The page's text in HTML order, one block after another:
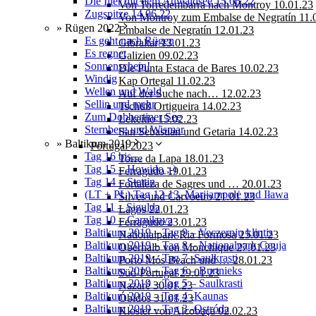
Zugspitze 14.06.22
» Rügen 2022
Es geht nach Rügen
Es regnet
Sonnenschein!
Windig
Wellen und Wald
Sellin und mehr
Zum Dobbertiner See
Sternberg und Wismar
» Baltikum 2019
Tag 16 bis…
Tag 15 – Howido ;-)
Tag 14 – Stettin
(LT + PL) Tag 12-13, Marijampolė und Iława
Tag 11 – Sigulda
Tag 10 – Carnikava
Baltikum 2019 – Tag 9 – Veczernju klintis
Baltikum 2019 – Tag 8 – Nationalpark Gauja
Baltikum 2019 – Tag 7 -Saulkrasti
Baltikum 2019 – Tag 6 – Burtnieks
Baltikum 2019 – Tag 5 – Saulkrasti
Baltikum 2019 – Tag 4 -Kaunas
Baltikum 2019 – Tag 3 -Ostróda
Von Torredembarra nach Montroy 10.01.23
Von Montroy zum Embalse de Negratín
Embalse de Negratín 12.01.23
Gibraltar 13.01.23
Galizien 09.02.23
Die Punta Estaca de Bares 10.02.23
Kap Ortegal 11.02.23
Auf der Suche nach… 12.02.23
Tschüß Ortigueira 14.02.23
Lekeitio 15.02.23
San Sebastian und Getaria 14.02.23
Portugal 2023
Torre da Lapa 18.01.23
Ferragudo 19.01.23
Fortaleza de Sagres und … 20.01.23
Silves und Carvoeiro 21.01.23
Lagos 22.01.23
Ferragudo 23.01.23
Nationalpark Ria Formosa 25.01.23
Oberhalb von Monchique 27.01.23
Porto Mós Beach und … 28.01.23
Süd-Portugal 29.01.23
Nazaré 30.01.23
Óbidos 31.01.23
Kloster von Alcobaça 02.02.23